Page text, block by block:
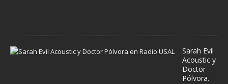
Sarah Evil
Acoustic y
Doctor
Pólvora.